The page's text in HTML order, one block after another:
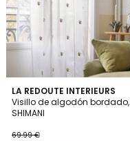
LA REDOUTE INTERIEURS
Visillo de algodón bordado,
SHIMANI
69.99 €